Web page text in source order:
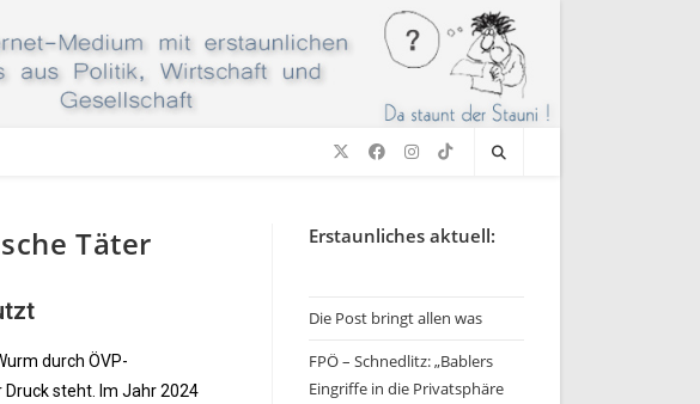
Täter
durch ÖVP-
steht. Im Jahr 2024
Erstaunliches aktuell:
Die Post bringt allen was
FPÖ – Schnedlitz: „Bablers
Eingriffe in die Privatsphäre